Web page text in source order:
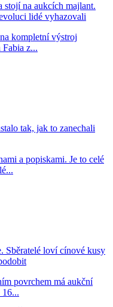
stojí na aukcích majlant.
lidé vyhazovali
kompletní výstroj
z...
tak, jak to zanechali
a popiskami. Je to celé
Sběratelé loví cínové kusy
povrchem má aukční